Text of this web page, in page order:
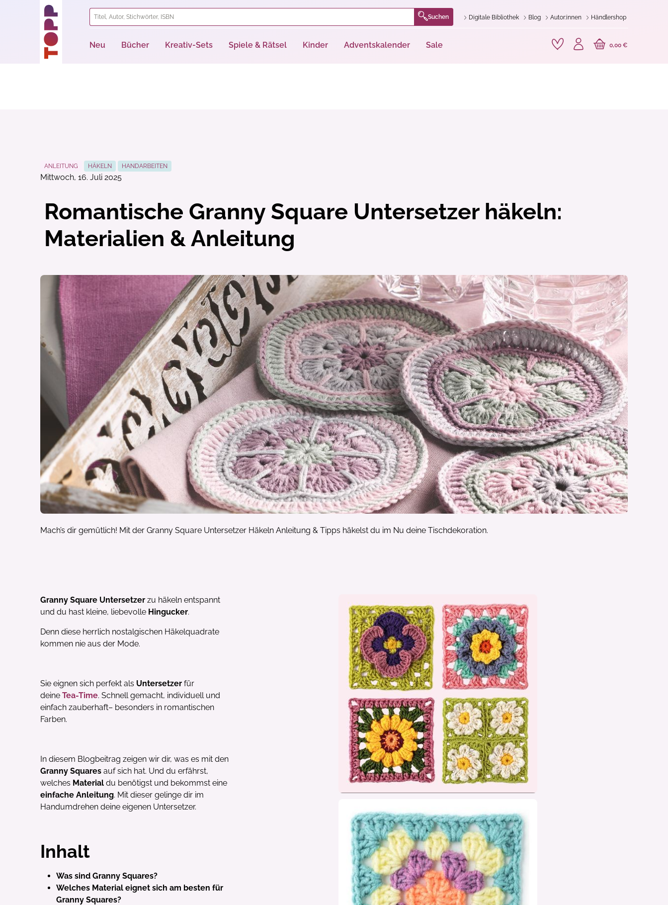
Zur Hauptnavigation springen
Suchen Digitale Bibliothek Blog Autor:innen Händlershop
Neu Bücher Kreativ-Sets Spiele & Rätsel Kinder Adventskalender Sale 0,00 €
ANLEITUNG HÄKELN HANDARBEITEN
Mittwoch, 16. Juli 2025
Romantische Granny Square Untersetzer häkeln:
Materialien & Anleitung
Mach’s dir gemütlich! Mit der Granny Square Untersetzer Häkeln Anleitung & Tipps häkelst du im Nu deine Tischdekoration.
Granny Square Untersetzer zu häkeln entspannt
und du hast kleine, liebevolle Hingucker.
Denn diese herrlich nostalgischen Häkelquadrate
kommen nie aus der Mode.
Sie eignen sich perfekt als Untersetzer für
deine Tea-Time. Schnell gemacht, individuell und
einfach zauberhaft– besonders in romantischen
Farben.
In diesem Blogbeitrag zeigen wir dir, was es mit den
Granny Squares auf sich hat. Und du erfährst,
welches Material du benötigst und bekommst eine
einfache Anleitung. Mit dieser gelinge dir im
Handumdrehen deine eigenen Untersetzer.
Inhalt
Was sind Granny Squares?
Welches Material eignet sich am besten für
Granny Squares?